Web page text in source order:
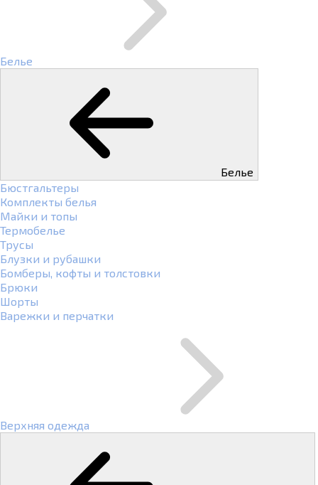
Белье
Белье
Бюстгальтеры
Комплекты белья
Майки и топы
Термобелье
Трусы
Блузки и рубашки
Бомберы, кофты и толстовки
Брюки
Шорты
Варежки и перчатки
Верхняя одежда